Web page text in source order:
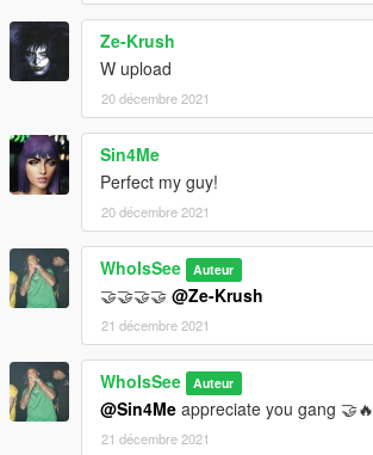
Ze-Krush
W upload
20 décembre 2021
Sin4Me
Perfect my guy!
20 décembre 2021
WhoIsSee Auteur
🤝🤝🤝🤝 @Ze-Krush
21 décembre 2021
WhoIsSee Auteur
@Sin4Me appreciate you gang 🤝🔥
21 décembre 2021